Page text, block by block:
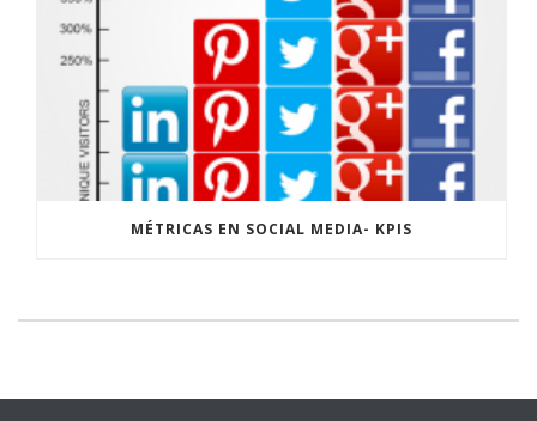
MÉTRICAS EN SOCIAL MEDIA- KPIS